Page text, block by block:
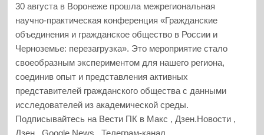
30 августа в Воронеже прошла межрегиональная
научно-практическая конференция «Гражданские
объединения и гражданское общество в России и
Черноземье: перезагрузка». Это мероприятие стало
своеобразным экспериментом для нашего региона,
соединив опыт и представления активных
представителей гражданского общества с данными
исследователей из академической среды.
Подписывайтесь на Вести ПК в Макс , Дзен.Новости ,
Дзен , Google News , Телеграм-канал ...